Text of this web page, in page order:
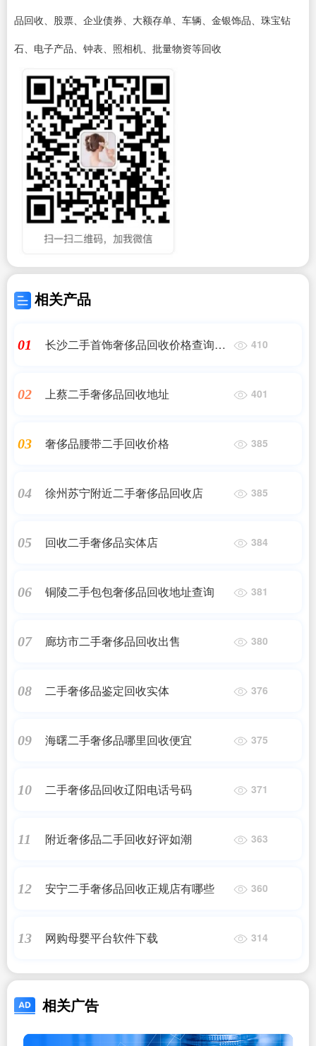
品回收、股票、企业债券、大额存单、车辆、金银饰品、珠宝钻
石、电子产品、钟表、照相机、批量物资等回收
相关产品
01
长沙二手首饰奢侈品回收价格查询官
410
02 上蔡二手奢侈品回收地址 401
03 奢侈品腰带二手回收价格 385
04 徐州苏宁附近二手奢侈品回收店 385
05 回收二手奢侈品实体店 384
06 铜陵二手包包奢侈品回收地址查询 381
07 廊坊市二手奢侈品回收出售 380
08 二手奢侈品鉴定回收实体 376
09 海曙二手奢侈品哪里回收便宜 375
10 二手奢侈品回收辽阳电话号码 371
11 附近奢侈品二手回收好评如潮 363
12 安宁二手奢侈品回收正规店有哪些 360
13 网购母婴平台软件下载 314
相关广告